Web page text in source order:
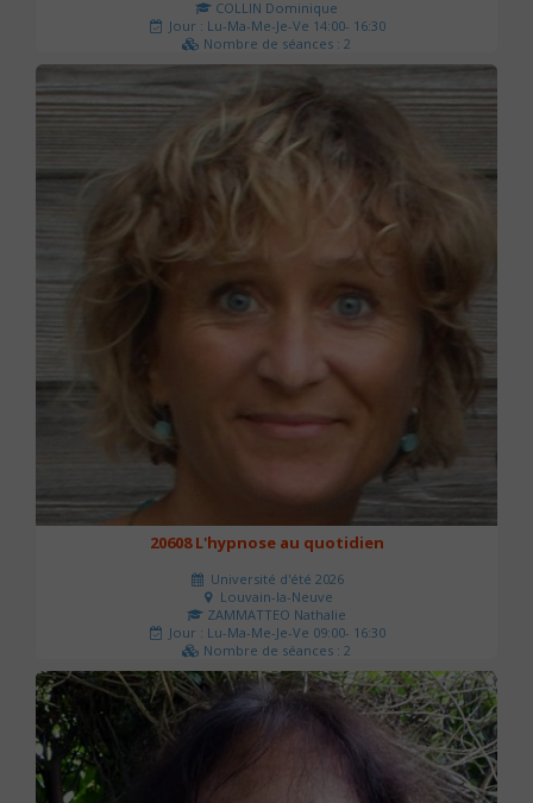
COLLIN Dominique
Jour : Lu-Ma-Me-Je-Ve 14:00- 16:30
Nombre de séances : 2
51 €
20608 L'hypnose au quotidien
Université d'été 2026
Louvain-la-Neuve
ZAMMATTEO Nathalie
Jour : Lu-Ma-Me-Je-Ve 09:00- 16:30
Nombre de séances : 2
140 €